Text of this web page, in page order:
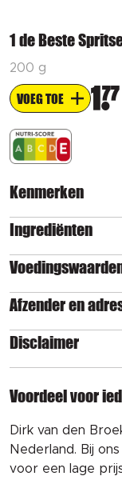
1 de Beste
200 g
VOEG TOE 1 77
Kenmerken
Ingrediënten
Afzender en
Disclaimer
Voordeel voor
Dirk van den
Nederland. Bij
voor een lage